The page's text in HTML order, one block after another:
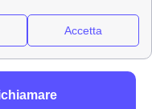
windtre a
modalità: si può